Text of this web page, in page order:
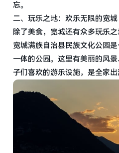
忘。
二、玩乐之地：欢乐无限的宽城
除了美食，宽城还有众多玩乐之
宽城满族自治县民族文化公园
一体的公园。这里有美丽的风
子们喜欢的游乐设施，是全家出